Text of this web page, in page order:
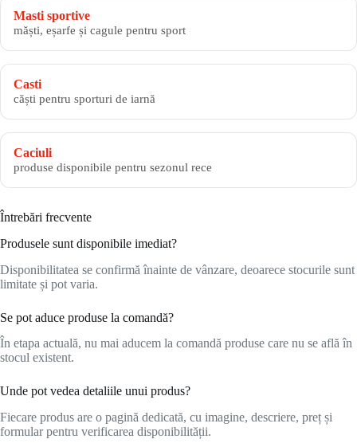
Masti sportive
măști, eșarfe și cagule pentru sport
Casti
căști pentru sporturi de iarnă
Caciuli
produse disponibile pentru sezonul rece
Întrebări frecvente
Produsele sunt disponibile imediat?
Disponibilitatea se confirmă înainte de vânzare, deoarece stocurile sunt
limitate și pot varia.
Se pot aduce produse la comandă?
În etapa actuală, nu mai aducem la comandă produse care nu se află în
stocul existent.
Unde pot vedea detaliile unui produs?
Fiecare produs are o pagină dedicată, cu imagine, descriere, preț și
formular pentru verificarea disponibilității.